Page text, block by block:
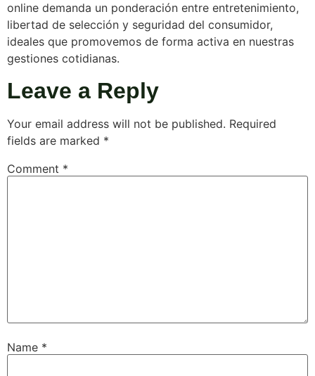
online demanda un ponderación entre entretenimiento,
libertad de selección y seguridad del consumidor,
ideales que promovemos de forma activa en nuestras
gestiones cotidianas.
Leave a Reply
Your email address will not be published. Required
fields are marked *
Comment *
Name *